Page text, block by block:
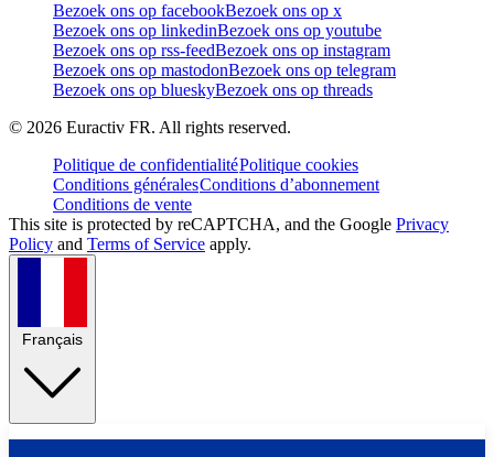
Bezoek ons op facebookBezoek ons op x
Bezoek ons op linkedinBezoek ons op youtube
Bezoek ons op rss-feedBezoek ons op instagram
Bezoek ons op mastodonBezoek ons op telegram
Bezoek ons op blueskyBezoek ons op threads
© 2026 Euractiv FR. All rights reserved.
Politique de confidentialitéPolitique cookies
Conditions généralesConditions d’abonnement
Conditions de vente
This site is protected by reCAPTCHA, and the Google Privacy
Policy and Terms of Service apply.
Français